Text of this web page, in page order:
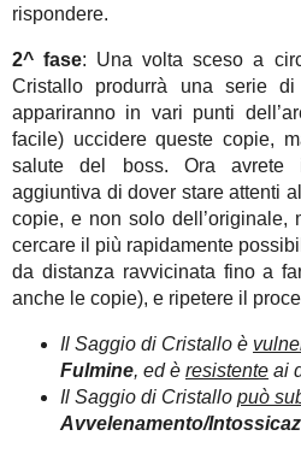
rispondere.
2^ fase: Una volta sceso a
Cristallo produrrà una serie
appariranno in vari punti
facile) uccidere queste copie,
salute del boss. Ora avrete
aggiuntiva di dover stare attenti
copie, e non solo dell’originale,
cercare il più rapidamente
da distanza ravvicinata fino a
anche le copie), e ripetere il
Il Saggio di Cristallo è
Fulmine, ed è resistente ai
Il Saggio di Cristallo può
Avvelenamento/